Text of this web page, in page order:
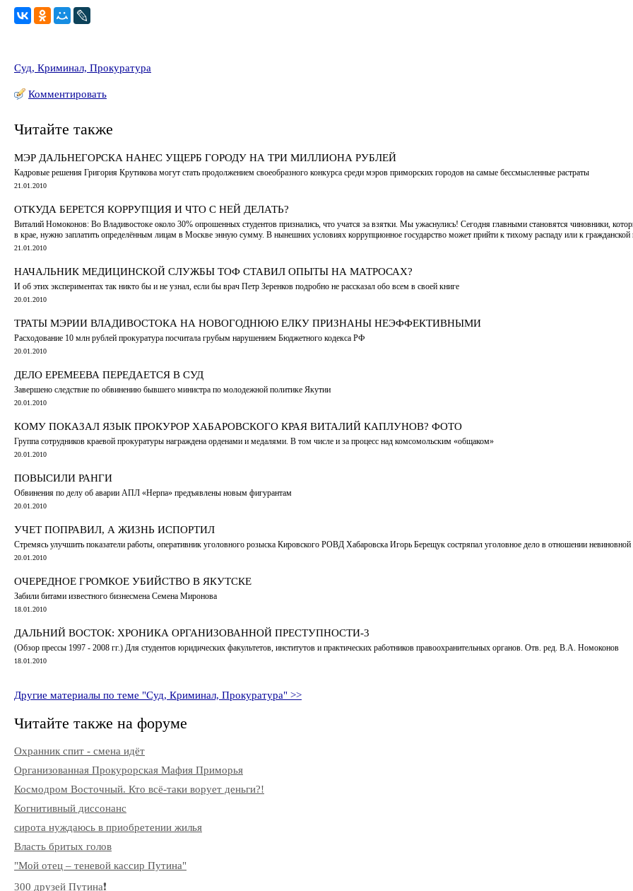
Суд, Криминал, Прокуратура
Комментировать
Читайте также
МЭР ДАЛЬНЕГОРСКА НАНЕС УЩЕРБ ГОРОДУ НА ТРИ МИЛЛИОНА РУБЛЕЙ
Кадровые решения Григория Крутикова могут стать продолжением своеобразного конкурса среди мэров приморских городов на самые бессмысленные растраты
21.01.2010
ОТКУДА БЕРЕТСЯ КОРРУПЦИЯ И ЧТО С НЕЙ ДЕЛАТЬ?
Виталий Номоконов: Во Владивостоке около 30% опрошенных студентов признались, что учатся за взятки. Мы ужаснулись! Сегодня главными становятся чиновники,
в крае, нужно заплатить определённым лицам в Москве энную сумму. В нынешних условиях коррупционное государство может прийти к тихому распаду или к гражданской
21.01.2010
НАЧАЛЬНИК МЕДИЦИНСКОЙ СЛУЖБЫ ТОФ СТАВИЛ ОПЫТЫ НА МАТРОСАХ?
И об этих экспериментах так никто бы и не узнал, если бы врач Петр Зеренков подробно не рассказал обо всем в своей книге
20.01.2010
ТРАТЫ МЭРИИ ВЛАДИВОСТОКА НА НОВОГОДНЮЮ ЕЛКУ ПРИЗНАНЫ НЕЭФФЕКТИВНЫМИ
Расходование 10 млн рублей прокуратура посчитала грубым нарушением Бюджетного кодекса РФ
20.01.2010
ДЕЛО ЕРЕМЕЕВА ПЕРЕДАЕТСЯ В СУД
Завершено следствие по обвинению бывшего министра по молодежной политике Якутии
20.01.2010
КОМУ ПОКАЗАЛ ЯЗЫК ПРОКУРОР ХАБАРОВСКОГО КРАЯ ВИТАЛИЙ КАПЛУНОВ? ФОТО
Группа сотрудников краевой прокуратуры награждена орденами и медалями. В том числе и за процесс над комсомольским «общаком»
20.01.2010
ПОВЫСИЛИ РАНГИ
Обвинения по делу об аварии АПЛ «Нерпа» предъявлены новым фигурантам
20.01.2010
УЧЕТ ПОПРАВИЛ, А ЖИЗНЬ ИСПОРТИЛ
Стремясь улучшить показатели работы, оперативник уголовного розыска Кировского РОВД Хабаровска Игорь Берещук состряпал уголовное дело в отношении
20.01.2010
ОЧЕРЕДНОЕ ГРОМКОЕ УБИЙСТВО В ЯКУТСКЕ
Забили битами известного бизнесмена Семена Миронова
18.01.2010
ДАЛЬНИЙ ВОСТОК: ХРОНИКА ОРГАНИЗОВАННОЙ ПРЕСТУПНОСТИ-3
(Обзор прессы 1997 - 2008 гг.) Для студентов юридических факультетов, институтов и практических работников правоохранительных органов. Отв. ред. В.А. Номоконов
18.01.2010
Другие материалы по теме "Суд, Криминал, Прокуратура" >>
Читайте также на форуме
Охранник спит - смена идёт
Организованная Прокурорская Мафия Приморья
Космодром Восточный. Кто всё-таки ворует деньги?!
Когнитивный диссонанс
сирота нуждаюсь в приобретении жилья
Власть бритых голов
"Мой отец – теневой кассир Путина"
300 друзей Путина❗️